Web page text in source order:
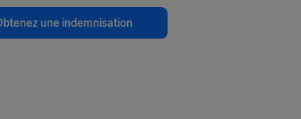
une indemnisation